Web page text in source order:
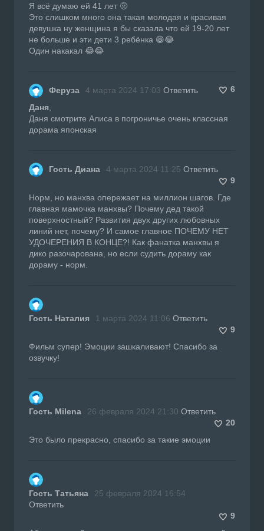
Я всё думаю ей 41 лет 🤨
Это слишком много она такая молодая и красивая
девушка ну женщина я бы сказала что ей 19-20 лет
не больше и эти дети 3 ребёнка 😁😂
Один накакал 😂😂
Феруза 4 марта 2024 17:03 Ответить
6
Даня
Даня смотрите Алиса в погроничье очень классная
дорама японская
Гость Диана 4 марта 2024 11:25 Ответить
9
Норм, но манхва опережает на миллион шагов. Где
главная мамочка манхвы? Почему дед такой
поверхностный? Развития двух других любовных
линий нет, почему? И самое главное ПОЧЕМУ НЕТ
УДОЧЕРЕНИЯ В КОНЦЕ?! Как фанатка манхвы я
дико разочарована, но если судить дораму как
дораму - норм.
Гость Наталия 1 марта 2024 11:06 Ответить
9
Фильм супер! Эмоции зашкаливают! Спасибо за
озвучку!
Гость Milena 26 февраля 2024 21:30 Ответить
20
Это было прекрасно, спасибо за такие эмоции
Гость Татьяна
25 февраля 2024 16:54
Ответить
9